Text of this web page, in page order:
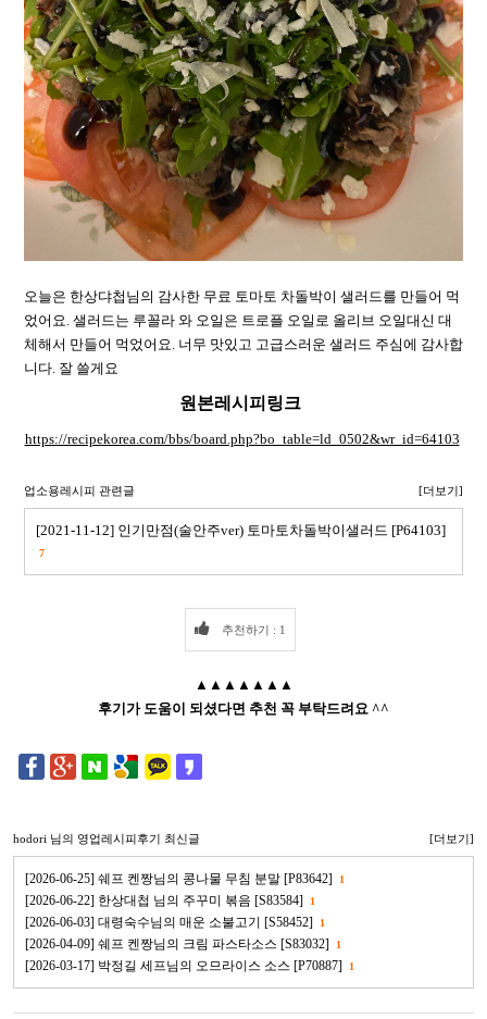
오늘은 한상댜첩님의 감사한 무료 토마토 차돌박이 샐러드를 만들어 먹
었어요. 샐러드는 루꼴라 와 오일은 트로플 오일로 올리브 오일대신 대
체해서 만들어 먹었어요. 너무 맛있고 고급스러운 샐러드 주심에 감사합
니다. 잘 쓸게요
원본레시피링크
https://recipekorea.com/bbs/board.php?bo_table=ld_0502&wr_id=64103
업소용레시피 관련글 [더보기]
[2021-11-12] 인기만점(술안주ver) 토마토차돌박이샐러드 [P64103]
7
추천하기 : 1
▲▲▲▲▲▲▲
후기가 도움이 되셨다면 추천 꼭 부탁드려요 ^^
hodori 님의 영업레시피후기 최신글 [더보기]
[2026-06-25] 쉐프 켄짱님의 콩나물 무침 분말 [P83642] 1
[2026-06-22] 한상대첩 님의 주꾸미 볶음 [S83584] 1
[2026-06-03] 대령숙수님의 매운 소불고기 [S58452] 1
[2026-04-09] 쉐프 켄짱님의 크림 파스타소스 [S83032] 1
[2026-03-17] 박정길 세프님의 오므라이스 소스 [P70887] 1